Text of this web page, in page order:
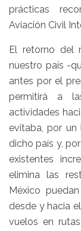
prácticas
Aviación Civil
El retorno del
nuestro país -
antes por el
permitirá a
actividades
evitaba, por un
dicho país y,
existentes
elimina las
México
desde y hacia
vuelos en